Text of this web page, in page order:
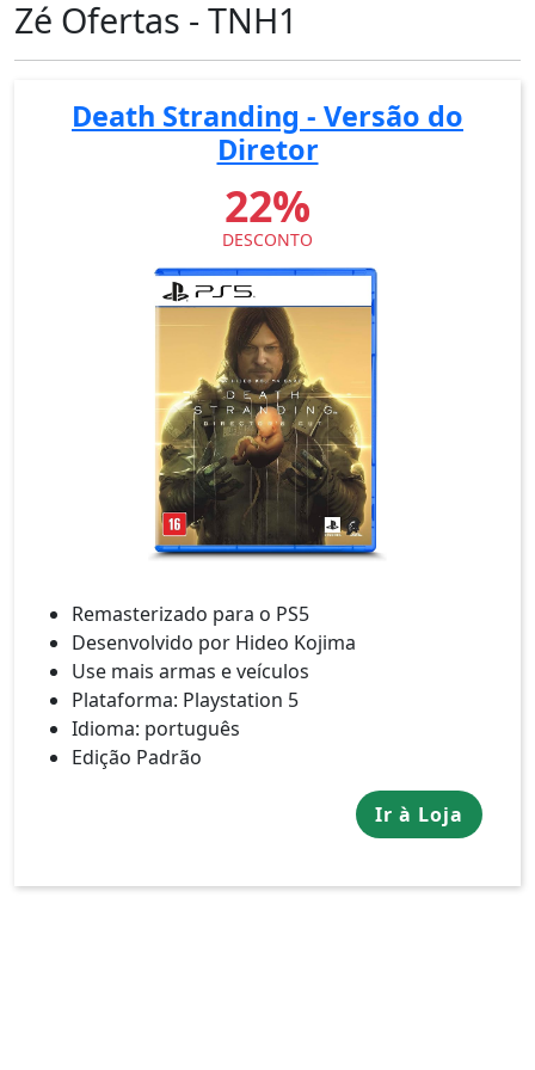
Zé Ofertas - TNH1
Death Stranding - Versão do
Diretor
22%
DESCONTO
Remasterizado para o PS5
Desenvolvido por Hideo Kojima
Use mais armas e veículos
Plataforma: Playstation 5
Idioma: português
Edição Padrão
Ir à Loja